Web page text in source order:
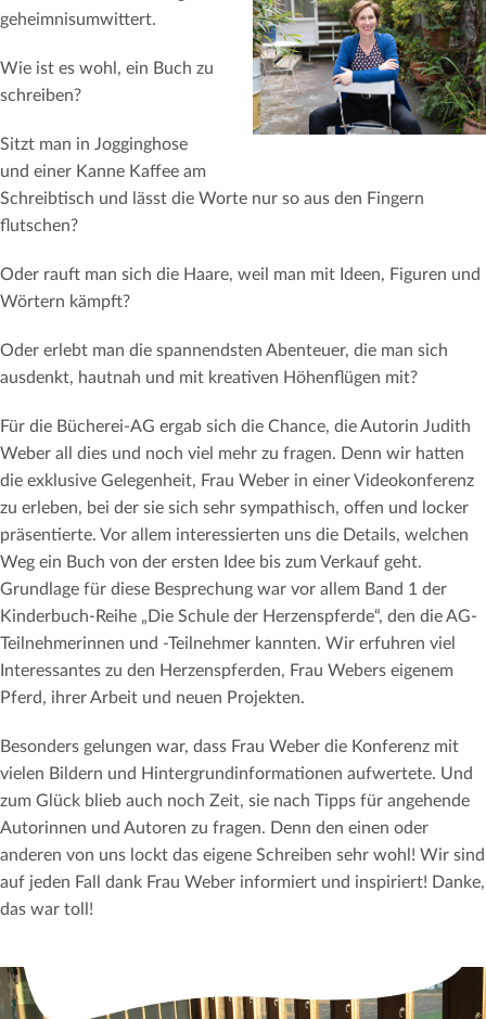
geheimnisumwittert.
Wie ist es wohl, ein Buch zu
schreiben?
Sitzt man in Jogginghose
und einer Kanne Kaffee am
Schreibtisch und lässt die Worte nur so aus den Fingern
flutschen?
Oder rauft man sich die Haare, weil man mit Ideen, Figuren und
Wörtern kämpft?
Oder erlebt man die spannendsten Abenteuer, die man sich
ausdenkt, hautnah und mit kreativen Höhenflügen mit?
Für die Bücherei-AG ergab sich die Chance, die Autorin Judith
Weber all dies und noch viel mehr zu fragen. Denn wir hatten
die exklusive Gelegenheit, Frau Weber in einer Videokonferenz
zu erleben, bei der sie sich sehr sympathisch, offen und locker
präsentierte. Vor allem interessierten uns die Details, welchen
Weg ein Buch von der ersten Idee bis zum Verkauf geht.
Grundlage für diese Besprechung war vor allem Band 1 der
Kinderbuch-Reihe „Die Schule der Herzenspferde“, den die AG-
Teilnehmerinnen und -Teilnehmer kannten. Wir erfuhren viel
Interessantes zu den Herzenspferden, Frau Webers eigenem
Pferd, ihrer Arbeit und neuen Projekten.
Besonders gelungen war, dass Frau Weber die Konferenz mit
vielen Bildern und Hintergrundinformationen aufwertete. Und
zum Glück blieb auch noch Zeit, sie nach Tipps für angehende
Autorinnen und Autoren zu fragen. Denn den einen oder
anderen von uns lockt das eigene Schreiben sehr wohl! Wir sind
auf jeden Fall dank Frau Weber informiert und inspiriert! Danke,
das war toll!